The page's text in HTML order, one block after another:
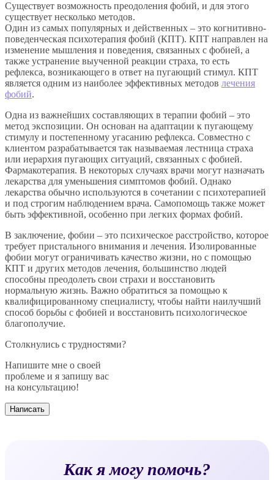
Существует возможность преодоления фобий, и для этого
существует несколько методов.
Один из самых популярных и действенных – это когнитивно-
поведенческая психотерапия фобий (КПТ). КПТ направлен на
изменение мышления и поведения, связанных с фобией, а
также устранение выученной реакции страха, то есть
рефлекса, возникающего в ответ на пугающий стимул. КПТ
является одним из наиболее эффективных методов лечения
фобий.
Одна из важнейших составляющих в терапии фобий – это
метод экспозиции. Он основан на адаптации к пугающему
стимулу и постепенному угасанию рефлекса. Совместно с
клиентом разрабатывается так называемая лестница страха
или иерархия пугающих ситуаций, связанных с фобией.
Фармакотерапия. В некоторых случаях врачи могут назначать
лекарства для уменьшения симптомов фобий. Однако
лекарства обычно используются в сочетании с психотерапией
и под строгим наблюдением врача. Самопомощь также может
быть эффективной, особенно при легких формах фобий.
В заключение, фобии – это психическое расстройство, которое
требует пристального внимания и лечения. Изолированные
фобии могут ограничивать качество жизни, но с помощью
КПТ и других методов лечения, большинство людей
способны преодолеть свои страхи и восстановить
нормальную жизнь. Важно обратиться за помощью к
квалифицированному специалисту, чтобы найти наилучший
способ борьбы с фобией и восстановить психологическое
благополучие.
Столкнулись с трудностями?
Напишите мне о своей
проблеме и я запишу вас
на консультацию!
Написать
Как я могу помочь?